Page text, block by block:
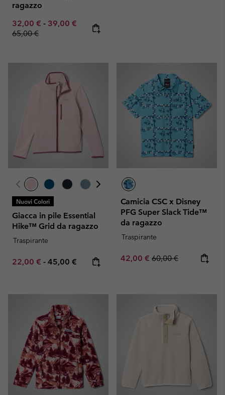
ragazzo
Minimum sale price:
32,00 € - Maximum sale price:
39,00 € Regular price:
65,00 €
Nuovi Colori
Giacca in pile Essential
Hike™ Grid da ragazzo
Traspirante
Minimum sale price:
22,00 € - Maximum price:
45,00 €
Camicia CSC x Disney
PFG Super Slack Tide™
da ragazzo
Traspirante
Sale price:
42,00 € Regular price:
60,00 €